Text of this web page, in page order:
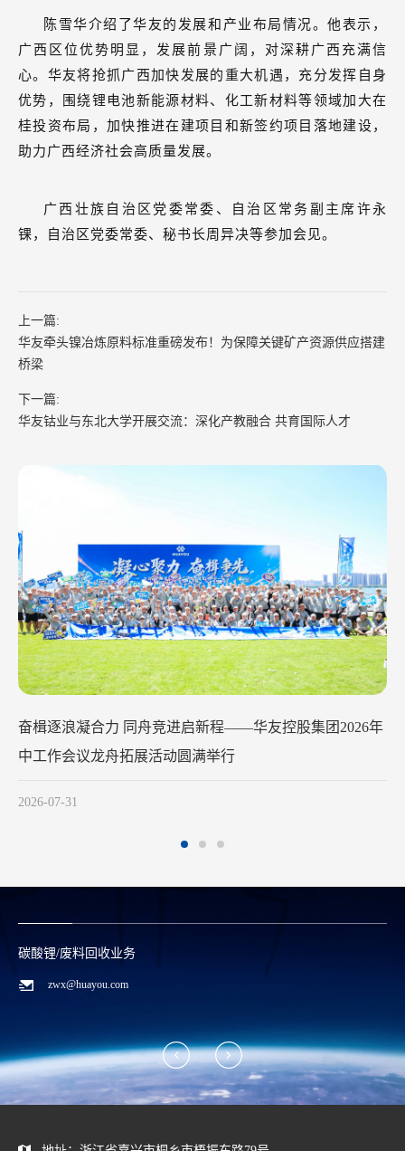
奋楫逐浪凝合力 同舟竞进启新程——华友控股集团2026年
中工作会议龙舟拓展活动圆满举行
2026-07-31
陈雪华介绍了华友的发展和产业布局情况。他表示，
广西区位优势明显，发展前景广阔，对深耕广西充满信
心。华友将抢抓广西加快发展的重大机遇，充分发挥自身
优势，围绕锂电池新能源材料、化工新材料等领域加大在
桂投资布局，加快推进在建项目和新签约项目落地建设，
助力广西经济社会高质量发展。
广西壮族自治区党委常委、自治区常务副主席许永
锞，自治区党委常委、秘书长周异决等参加会见。
上一篇:
华友牵头镍冶炼原料标准重磅发布！为保障关键矿产资源供应搭建
桥梁
下一篇:
华友钴业与东北大学开展交流：深化产教融合 共育国际人才
碳酸锂/废料回收业务
zwx@huayou.com